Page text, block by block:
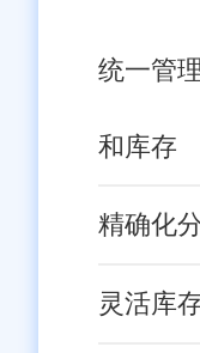
统一管
和库存
精确化
灵活库